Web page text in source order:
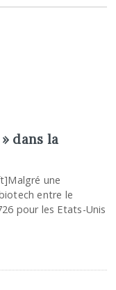
dans la
une
entre le
pour les Etats-Unis